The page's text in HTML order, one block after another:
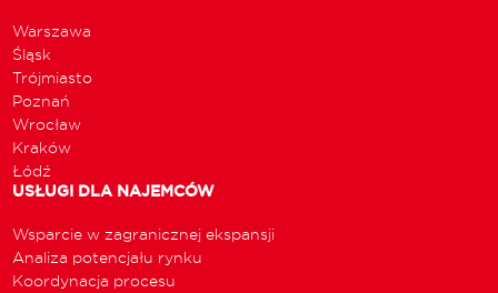
Warszawa
Śląsk
Trójmiasto
Poznań
Wrocław
Kraków
Łódź
USŁUGI DLA NAJEMCÓW
Wsparcie w zagranicznej ekspansji
Analiza potencjału rynku
Koordynacja procesu